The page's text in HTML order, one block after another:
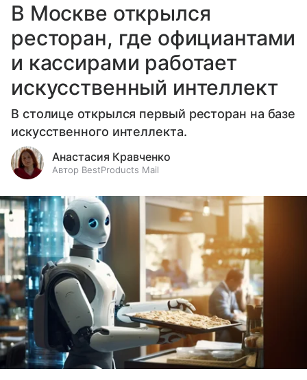
В Москве открылся
ресторан, где официантами
и кассирами работает
искусственный интеллект
В столице открылся первый ресторан на базе
искусственного интеллекта.
Анастасия Кравченко
Автор BestProducts Mail